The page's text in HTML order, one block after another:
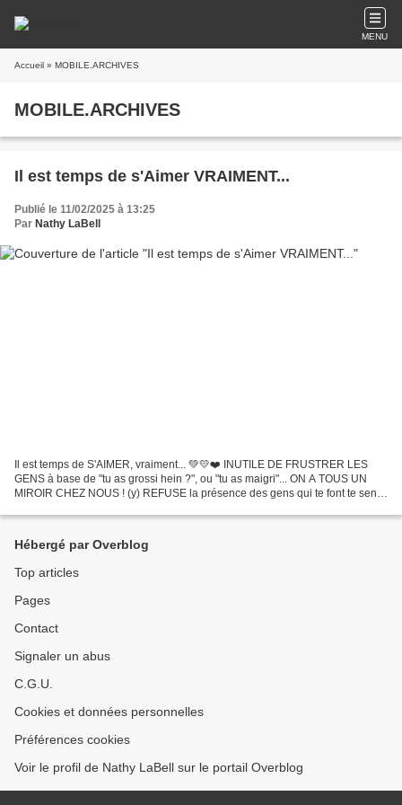
MENU
Accueil » MOBILE.ARCHIVES
MOBILE.ARCHIVES
Il est temps de s'Aimer VRAIMENT...
Publié le 11/02/2025 à 13:25
Par Nathy LaBell
Il est temps de S'AIMER, vraiment... 💚💛❤️ INUTILE DE FRUSTRER LES
GENS à base de "tu as grossi hein ?", ou "tu as maigri"... ON A TOUS UN
MIROIR CHEZ NOUS ! (y) REFUSE la présence des gens qui te font te sentir
Hébergé par Overblog
Top articles
Pages
Contact
Signaler un abus
C.G.U.
Cookies et données personnelles
Préférences cookies
Voir le profil de Nathy LaBell sur le portail Overblog